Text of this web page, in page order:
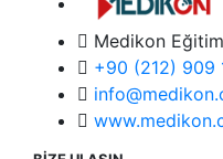
Medikon
+90 (212) 909